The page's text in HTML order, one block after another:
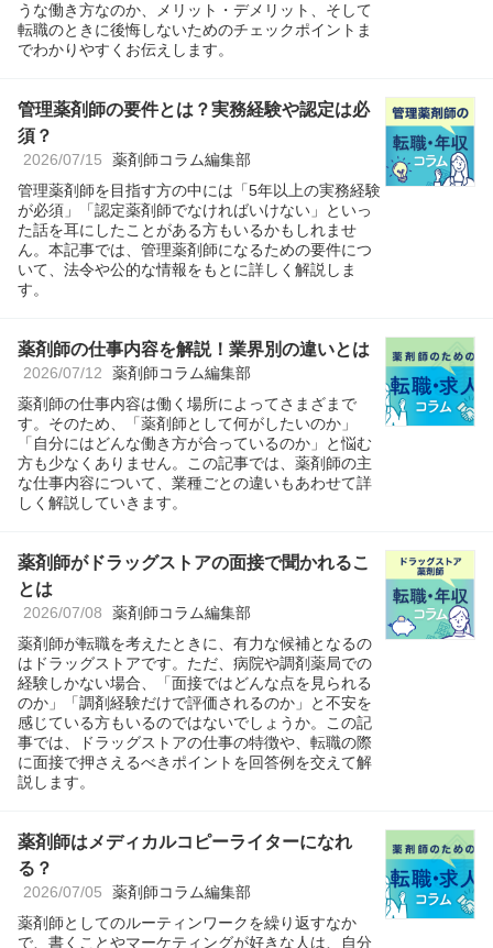
うな働き方なのか、メリット・デメリット、そして
転職のときに後悔しないためのチェックポイントま
でわかりやすくお伝えします。
管理薬剤師の要件とは？実務経験や認定は必
須？
2026/07/15 薬剤師コラム編集部
管理薬剤師を目指す方の中には「5年以上の実務経験
が必須」「認定薬剤師でなければいけない」といっ
た話を耳にしたことがある方もいるかもしれませ
ん。本記事では、管理薬剤師になるための要件につ
いて、法令や公的な情報をもとに詳しく解説しま
す。
薬剤師の仕事内容を解説！業界別の違いとは
2026/07/12 薬剤師コラム編集部
薬剤師の仕事内容は働く場所によってさまざまで
す。そのため、「薬剤師として何がしたいのか」
「自分にはどんな働き方が合っているのか」と悩む
方も少なくありません。この記事では、薬剤師の主
な仕事内容について、業種ごとの違いもあわせて詳
しく解説していきます。
薬剤師がドラッグストアの面接で聞かれるこ
とは
2026/07/08 薬剤師コラム編集部
薬剤師が転職を考えたときに、有力な候補となるの
はドラッグストアです。ただ、病院や調剤薬局での
経験しかない場合、「面接ではどんな点を見られる
のか」「調剤経験だけで評価されるのか」と不安を
感じている方もいるのではないでしょうか。この記
事では、ドラッグストアの仕事の特徴や、転職の際
に面接で押さえるべきポイントを回答例を交えて解
説します。
薬剤師はメディカルコピーライターになれ
る？
2026/07/05 薬剤師コラム編集部
薬剤師としてのルーティンワークを繰り返すなか
で、書くことやマーケティングが好きな人は、自分